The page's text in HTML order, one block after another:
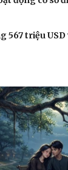
Nhà đẹp
Blog
Tình yêu
567 triệu